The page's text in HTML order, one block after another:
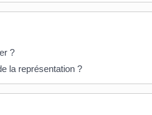
?
la représentation ?